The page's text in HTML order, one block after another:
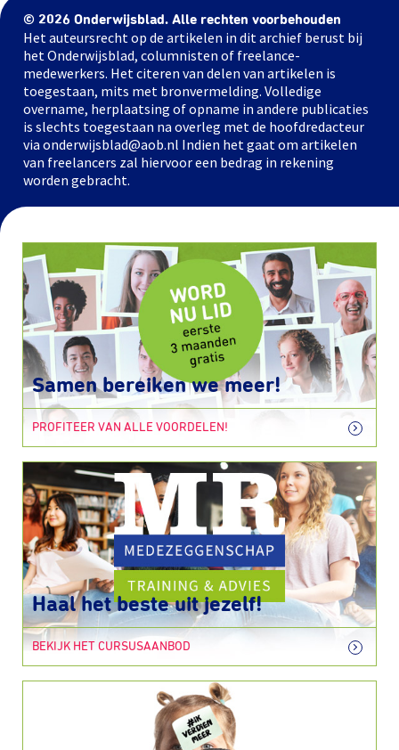
© 2026 Onderwijsblad. Alle rechten voorbehouden
Het auteursrecht op de artikelen in dit archief berust bij
het Onderwijsblad, columnisten of freelance-
medewerkers. Het citeren van delen van artikelen is
toegestaan, mits met bronvermelding. Volledige
overname, herplaatsing of opname in andere publicaties
is slechts toegestaan na overleg met de hoofdredacteur
via onderwijsblad@aob.nl Indien het gaat om artikelen
van freelancers zal hiervoor een bedrag in rekening
worden gebracht.
Samen bereiken we meer!
PROFITEER VAN ALLE VOORDELEN!
Haal het beste uit jezelf!
BEKIJK HET CURSUSAANBOD